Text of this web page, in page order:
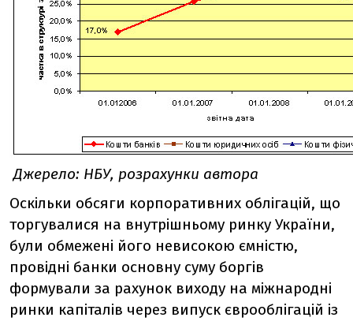
Джерело: НБУ, розрахунки автора
Оскільки обсяги корпоративних облігацій, що
торгувалися на внутрішньому ринку України,
були обмежені його невисокою ємністю,
провідні банки основну суму боргів
формували за рахунок виходу на міжнародні
ринки капіталів через випуск єврооблігацій із